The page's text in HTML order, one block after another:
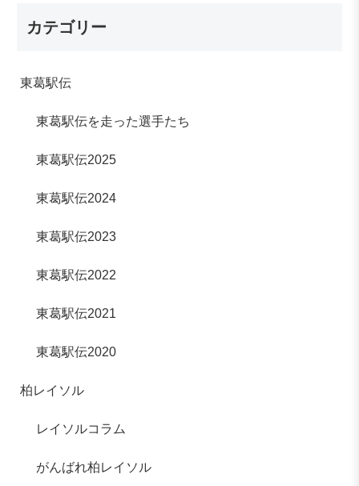
カテゴリー
東葛駅伝
東葛駅伝を走った選手たち
東葛駅伝2025
東葛駅伝2024
東葛駅伝2023
東葛駅伝2022
東葛駅伝2021
東葛駅伝2020
柏レイソル
レイソルコラム
がんばれ柏レイソル